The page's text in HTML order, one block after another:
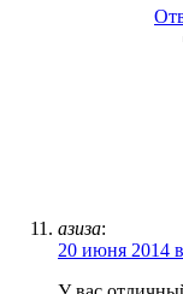
азиза:
20 июня 2014